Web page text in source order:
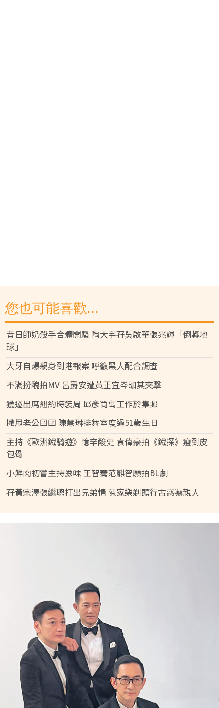
您也可能喜歡...
昔日師奶殺手合體開騷 陶大宇孖吳啟華張兆輝「倒轉地
球」
大牙自爆親身到港報案 呼籲黑人配合調查
不滿扮醜拍MV 呂爵安遭黃正宜岑珈其夾擊
獲邀出席紐約時裝周 邱彥筒寓工作於集郵
撇甩老公囝囝 陳慧琳排舞室度過51歲生日
主持《歐洲鐵騎遊》憶辛酸史 袁偉豪拍《鐵探》瘦到皮
包骨
小鮮肉初嘗主持滋味 王智騫范麒智願拍BL劇
孖黃宗澤張繼聰打出兄弟情 陳家樂剃頭行古惑嚇親人